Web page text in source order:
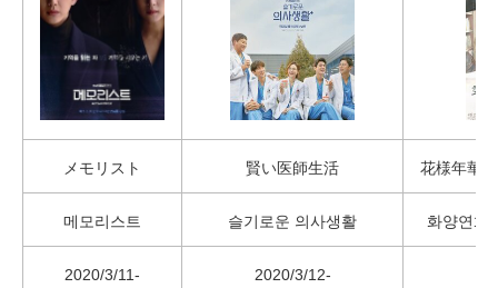
メモリスト 賢い医師生活 花様年華
메모리스트 슬기로운 의사생활 화양연화
2020/3/11- 2020/3/12-